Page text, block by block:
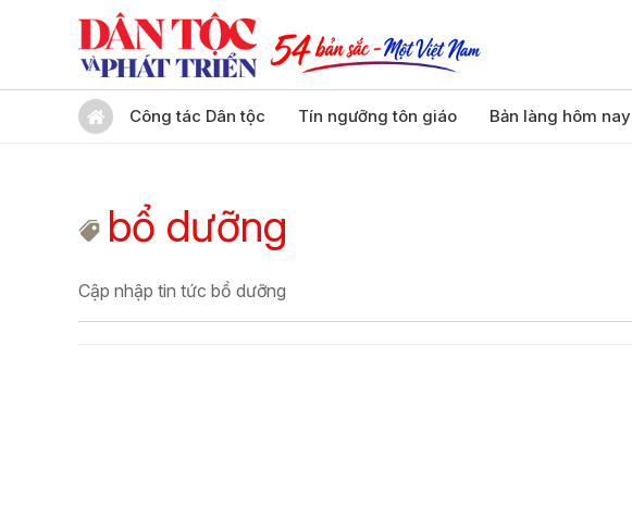
Công tác Dân tộc Tín ngưỡng tôn giáo Bản làng hôm nay
bổ dưỡng
Cập nhập tin tức bổ dưỡng